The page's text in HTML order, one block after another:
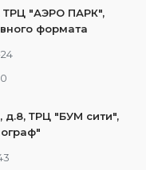
ТРЦ "АЭРО ПАРК",
формата
д.8, ТРЦ "БУМ сити",